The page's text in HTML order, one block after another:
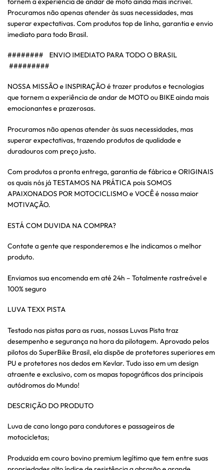
Procuramos não apenas atender às suas necessidades, mas
superar expectativas. Com produtos top de linha, garantia e envio
imediato para todo Brasil.
######## ENVIO IMEDIATO PARA TODO O BRASIL
#########
NOSSA MISSÃO e INSPIRAÇÃO é trazer produtos e tecnologias
que tornem a experiência de andar de MOTO ou BIKE ainda mais
emocionantes e prazerosas.
Procuramos não apenas atender às suas necessidades, mas
superar expectativas, trazendo produtos de qualidade e
duradouros com preço justo.
Com produtos a pronta entrega, garantia de fábrica e ORIGINAIS
os quais nós já TESTAMOS NA PRÁTICA pois SOMOS
APAIXONADOS POR MOTOCICLISMO e VOCÊ é nossa maior
MOTIVAÇÃO.
ESTÁ COM DUVIDA NA COMPRA?
Contate a gente que responderemos e lhe indicamos o melhor
produto.
Enviamos sua encomenda em até 24h – Totalmente rastreável e
100% seguro
LUVA TEXX PISTA
Testado nas pistas para as ruas, nossas Luvas Pista traz
desempenho e segurança na hora da pilotagem. Aprovado pelos
pilotos do SuperBike Brasil, ela dispõe de protetores superiores em
PU e protetores nos dedos em Kevlar. Tudo isso em um design
atraente e exclusivo, com os mapas topográficos dos principais
autódromos do Mundo!
DESCRIÇÃO DO PRODUTO
Luva de cano longo para condutores e passageiros de
motocicletas;
Produzida em couro bovino premium legítimo que tem entre suas